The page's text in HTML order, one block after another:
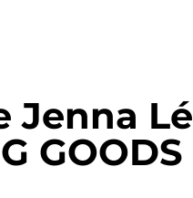
Jenna
GOODS